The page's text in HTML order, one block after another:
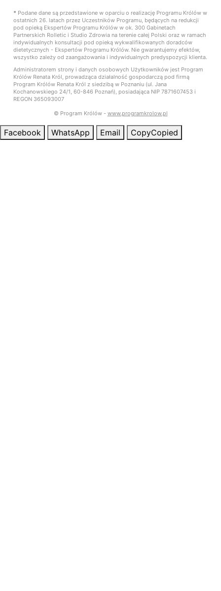
* Podane dane są przedstawione w oparciu o realizację Programu Królów w
ostatnich 26. latach przez Uczestników Programu, będących na redukcji
pod opieką Ekspertów Programu Królów w ok. 300 Gabinetach
Partnerskich Rolletic i Studio Zdrowia na terenie całej Polski oraz w ramach
indywidualnych konsultacji pod opieką wykwalifikowanych doradców
dietetycznych - Ekspertów Programu Królów. Nie gwarantujemy efektów,
wszystko zależy od zaangażowania i indywidualnych predyspozycji klienta.
Administratorem strony i danych osobowych Użytkowników jest Program
Królów Renata Król, prowadząca działalność gospodarczą pod firmą
Program Królów Renata Król z siedzibą w Poznaniu (ul. Jana
Kochanowskiego 24/1, 60-846 Poznań), posiadająca NIP 7871607453 i
REGON 365093007
© Program Królów - www.programkrolow.pl
Facebook WhatsApp Email CopyCopied